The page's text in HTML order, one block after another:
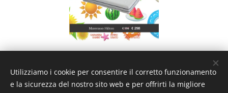
Utilizziamo i cookie per consentire il corretto funzionamento
e la sicurezza del nostro sito web e per offrirti la migliore